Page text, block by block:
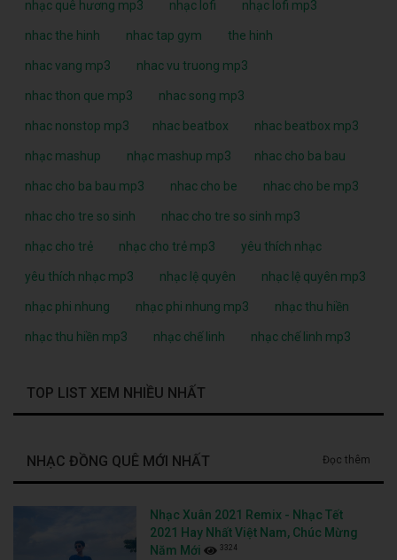
nhạc quê hương mp3 nhạc lofi nhạc lofi mp3
nhac the hinh nhac tap gym the hinh
nhac vang mp3 nhac vu truong mp3
nhac thon que mp3 nhac song mp3
nhac nonstop mp3 nhac beatbox nhac beatbox mp3
nhạc mashup nhạc mashup mp3 nhac cho ba bau
nhac cho ba bau mp3 nhac cho be nhac cho be mp3
nhac cho tre so sinh nhac cho tre so sinh mp3
nhạc cho trẻ nhạc cho trẻ mp3 yêu thích nhạc
yêu thích nhạc mp3 nhạc lệ quyên nhạc lệ quyên mp3
nhạc phi nhung nhạc phi nhung mp3 nhạc thu hiền
nhạc thu hiền mp3 nhạc chế linh nhạc chế linh mp3
TOP LIST XEM NHIỀU NHẤT
NHẠC ĐỒNG QUÊ MỚI NHẤT Đọc thêm
Nhạc Xuân 2021 Remix - Nhạc Tết
2021 Hay Nhất Việt Nam, Chúc Mừng
Năm Mới
3324